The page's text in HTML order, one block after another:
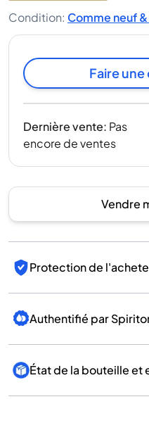
Condition: Comme neuf
Faire
Dernière vente: Pas
encore de ventes
Vendre
Protection de
Authentifié par
État de la bouteille et